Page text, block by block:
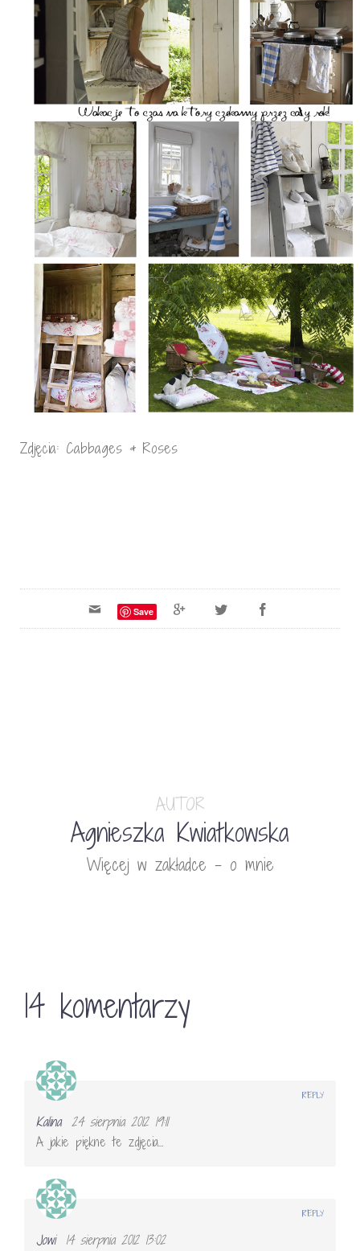
Zdjęcia: Cabbages & Roses
Save
AUTOR
Agnieszka Kwiatkowska
Więcej w zakładce - o mnie
14 komentarzy
Kalina 24 sierpnia 2012 19:11
A jakie piękne te zdjęcia…
REPLY
Jowi
14 sierpnia 2012 13:02
REPLY